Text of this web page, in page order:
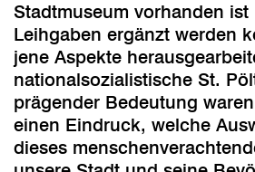
Stadtmuseum vorhanden
Leihgaben ergänzt werden
jene Aspekte
nationalsozialistische St.
prägender Bedeutung
einen Eindruck, welche
dieses